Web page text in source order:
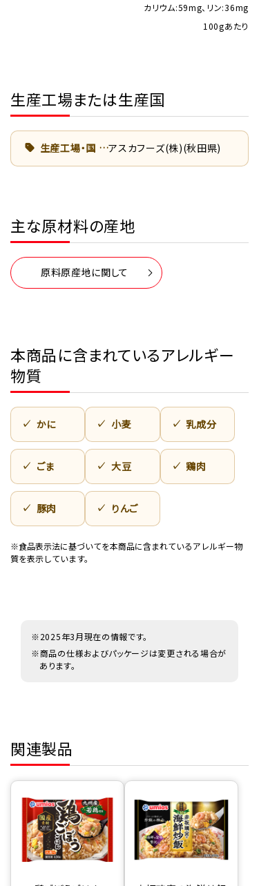
カリウム:59mg、リン:36mg
100gあたり
生産工場または生産国
生産工場・国 アスカフーズ(株)(秋田県)
主な原材料の産地
原料原産地に関して
本商品に含まれているアレルギー
物質
かに 小麦 乳成分
ごま 大豆 鶏肉
豚肉 りんご
※食品表示法に基づいてを本商品に含まれているアレルギー物
質を表示しています。
※2025年3月現在の情報です。
※商品の仕様およびパッケージは変更される場合が
あります。
関連製品